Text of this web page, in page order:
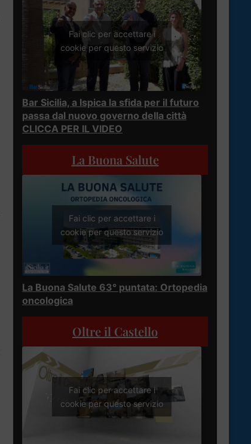
Fai clic per accettare i
cookie per questo servizio
Bar Sicilia, a Ispica la sfida per il futuro
passa dal nuovo governo della città
CLICCA PER IL VIDEO
La Buona Salute
Fai clic per accettare i
cookie per questo servizio
La Buona Salute 63° puntata: Ortopedia
oncologica
Oltre il Castello
Fai clic per accettare i
cookie per questo servizio